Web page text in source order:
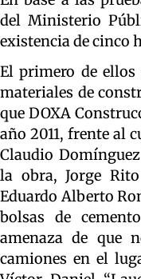
del Ministerio
existencia de cinco
El primero de
materiales de
que DOXA
año 2011, frente al
Claudio
la obra, Jorge
Eduardo Alberto
bolsas de
amenaza de que
camiones en el